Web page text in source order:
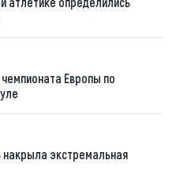
Европы по
экстремальная